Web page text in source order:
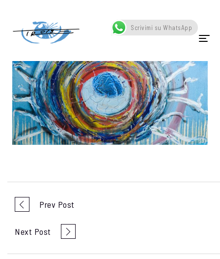
HOME
CHI SONO
OPERE
SCATTI
NEWS
Prev Post
Next Post
Scrivimi su WhatsApp